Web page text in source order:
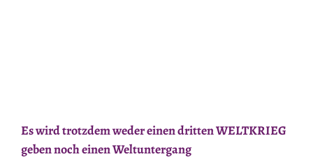
Es wird trotzdem weder einen dritten WELTKRIEG
geben noch einen Weltuntergang